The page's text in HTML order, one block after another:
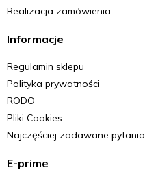
Realizacja zamówienia
Informacje
Regulamin sklepu
Polityka prywatności
RODO
Pliki Cookies
Najczęściej zadawane pytania
E-prime